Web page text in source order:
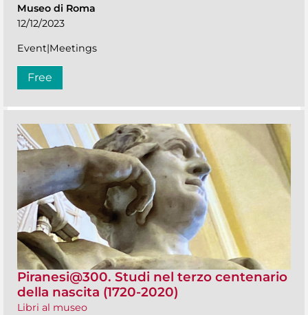
Museo di Roma
12/12/2023
Event|Meetings
Free
Piranesi@300. Studi nel terzo centenario
della nascita (1720-2020)
Libri al museo